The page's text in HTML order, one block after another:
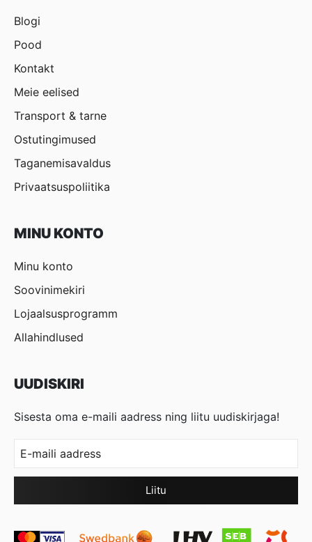
Blogi
Pood
Kontakt
Meie eelised
Transport & tarne
Ostutingimused
Taganemisavaldus
Privaatsuspoliitika
MINU KONTO
Minu konto
Soovinimekiri
Lojaalsusprogramm
Allahindlused
UUDISKIRI
Sisesta oma e-maili aadress ning liitu uudiskirjaga!